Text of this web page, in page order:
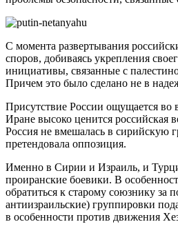
С момента развертывания
споров, добиваясь укрепления
инициативы, связанные с
Причем это было сделано не в
Присутствие России ощущается во
Иране высоко ценится российская
Россия не вмешалась в сирийскую
претендовала оппозиция.
Именно в Сирии и Израиль, и
проиранские боевики. В
обратиться к старому союзнику за
антиизраильские) группировки
в особенности против движения